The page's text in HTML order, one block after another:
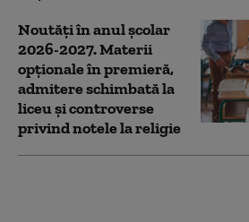
Noutăți în anul școlar
2026-2027. Materii
opționale în premieră,
admitere schimbată la
liceu și controverse
privind notele la religie